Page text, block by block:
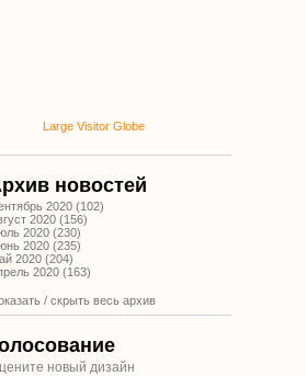
Large Visitor Globe
новостей
2020 (102)
2020 (156)
2020 (230)
2020 (235)
2020 (204)
2020 (163)
/ скрыть весь архив
новый дизайн